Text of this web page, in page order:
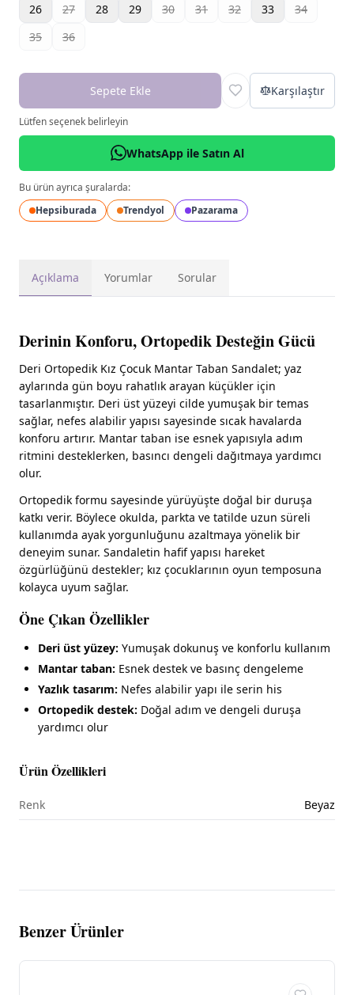
26
27 28 29 30 31 32 33
34
35
36
Sepete Ekle Karşılaştır
Lütfen seçenek belirleyin
WhatsApp ile Satın Al
Bu ürün ayrıca şuralarda:
Hepsiburada
Trendyol Pazarama
Açıklama Yorumlar Sorular
Derinin Konforu, Ortopedik Desteğin Gücü
Deri Ortopedik Kız Çocuk Mantar Taban Sandalet; yaz
aylarında gün boyu rahatlık arayan küçükler için
tasarlanmıştır. Deri üst yüzeyi cilde yumuşak bir temas
sağlar, nefes alabilir yapısı sayesinde sıcak havalarda
konforu artırır. Mantar taban ise esnek yapısıyla adım
ritmini desteklerken, basıncı dengeli dağıtmaya yardımcı
olur.
Ortopedik formu sayesinde yürüyüşte doğal bir duruşa
katkı verir. Böylece okulda, parkta ve tatilde uzun süreli
kullanımda ayak yorgunluğunu azaltmaya yönelik bir
deneyim sunar. Sandaletin hafif yapısı hareket
özgürlüğünü destekler; kız çocuklarının oyun temposuna
kolayca uyum sağlar.
Öne Çıkan Özellikler
Deri üst yüzey: Yumuşak dokunuş ve konforlu kullanım
Mantar taban: Esnek destek ve basınç dengeleme
Yazlık tasarım: Nefes alabilir yapı ile serin his
Ortopedik destek: Doğal adım ve dengeli duruşa
yardımcı olur
Ürün Özellikleri
Renk Beyaz
Benzer Ürünler